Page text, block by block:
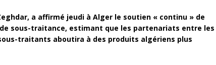
a affirmé jeudi à Alger le soutien « continu » de
sous-traitance, estimant que les partenariats entre les
traitants aboutira à des produits algériens plus